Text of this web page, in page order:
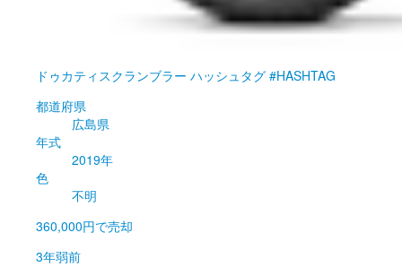
ドゥカティ スクランブラー ハッシュタグ #HASHTAG
都道府県
広島県
年式
2019年
色
不明
360,000円で売却
3年弱前